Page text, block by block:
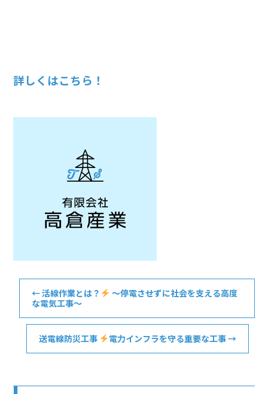
詳しくはこちら！
←活線作業とは？
〜停電させずに社会を支える高度
な電気工事〜
送電線防災工事 電力インフラを守る重要な工事→